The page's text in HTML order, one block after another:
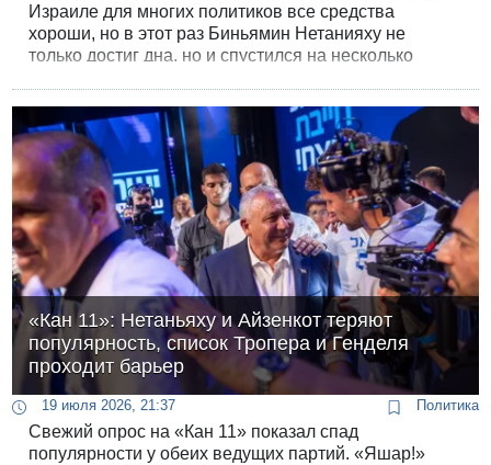
Израиле для многих политиков все средства
хороши, но в этот раз Биньямин Нетанияху не
только достиг дна, но и спустился на несколько
«Кан 11»: Нетаньяху и Айзенкот теряют
популярность, список Тропера и Генделя
проходит барьер
19 июля 2026, 21:37 Политика
Свежий опрос на «Кан 11» показал спад
популярности у обеих ведущих партий. «Яшар!»